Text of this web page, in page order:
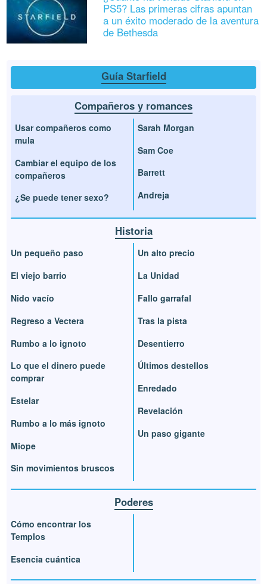
PS5? Las primeras cifras apuntan
a un éxito moderado de la aventura
de Bethesda
Guía Starfield
Compañeros y romances
Usar compañeros como
mula
Cambiar el equipo de los
compañeros
¿Se puede tener sexo?
Sarah Morgan
Sam Coe
Barrett
Andreja
Historia
Un pequeño paso
El viejo barrio
Nido vacío
Regreso a Vectera
Rumbo a lo ignoto
Lo que el dinero puede
comprar
Estelar
Rumbo a lo más ignoto
Miope
Sin movimientos bruscos
Un alto precio
La Unidad
Fallo garrafal
Tras la pista
Desentierro
Últimos destellos
Enredado
Revelación
Un paso gigante
Poderes
Cómo encontrar los
Templos
Esencia cuántica